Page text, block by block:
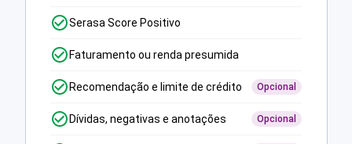
Serasa Score Positivo
Faturamento ou renda presumida
Recomendação e limite de crédito Opcional
Dívidas, negativas e anotações Opcional